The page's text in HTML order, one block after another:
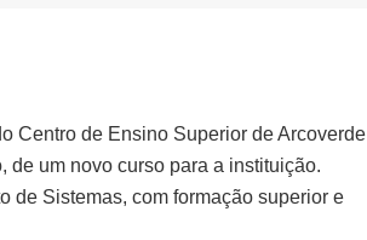
Centro de Ensino Superior de Arcoverde
um novo curso para a instituição.
de Sistemas, com formação superior e